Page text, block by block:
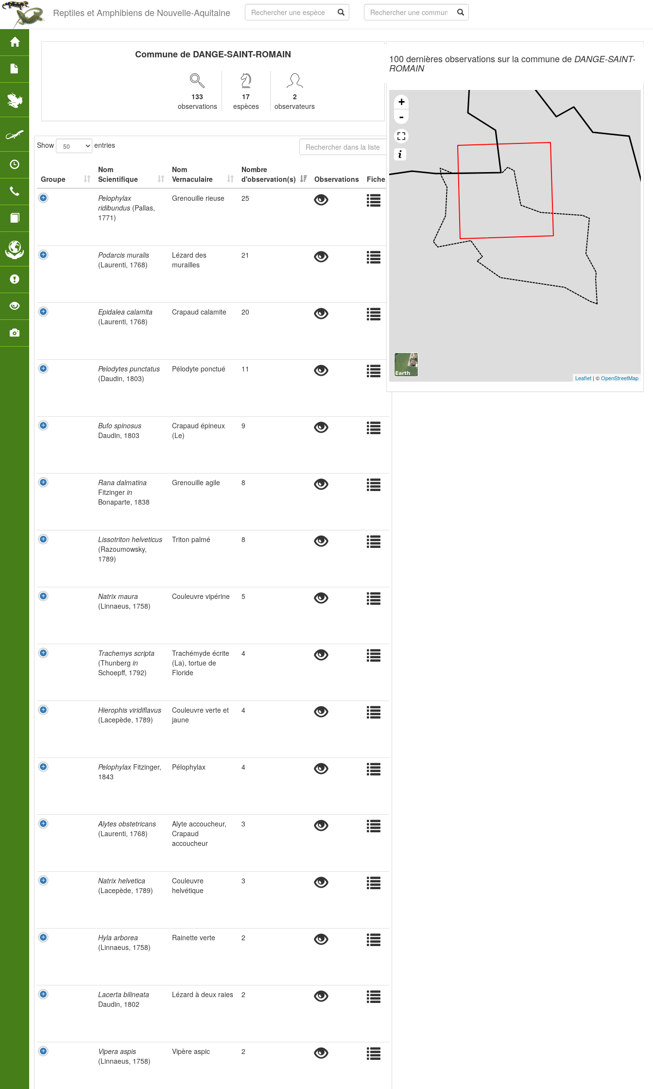
Reptiles et Amphibiens de Nouvelle-Aquitaine
Commune de DANGE-SAINT-ROMAIN
133
observations
17
espèces
2
observateurs
Show entries
Groupe
Nom
Scientifique
Nom
Vernaculaire
Nombre
d'observation(s)
Observations
Fiche
Pelophylax
ridibundus (Pallas,
1771)
Grenouille rieuse 25
Podarcis muralis
(Laurenti, 1768)
Lézard des
murailles
21
Epidalea calamita
(Laurenti, 1768)
Crapaud calamite 20
Pelodytes punctatus
(Daudin, 1803)
Pélodyte ponctué 11
Bufo spinosus
Daudin, 1803
Crapaud épineux
(Le)
9
Rana dalmatina
Fitzinger in
Bonaparte, 1838
Grenouille agile 8
Lissotriton helveticus
(Razoumowsky,
1789)
Triton palmé 8
Natrix maura
(Linnaeus, 1758)
Couleuvre vipérine 5
Trachemys scripta
(Thunberg in
Schoepff, 1792)
Trachémyde écrite
(La), tortue de
Floride
4
Hierophis viridiflavus
(Lacepède, 1789)
Couleuvre verte et
jaune
4
PelophylaxFitzinger,
1843
Pélophylax 4
Alytes obstetricans
(Laurenti, 1768)
Alyte accoucheur,
Crapaud
accoucheur
3
Natrix helvetica
(Lacepède, 1789)
Couleuvre
helvétique
3
Hyla arborea
(Linnaeus, 1758)
Rainette verte 2
Lacerta bilineata
Daudin, 1802
Lézard à deux raies 2
Vipera aspis
(Linnaeus, 1758)
Vipère aspic 2
100 dernières observations sur la commune de DANGE-SAINT-
ROMAIN
+
-
Leaflet| ©OpenStreetMap